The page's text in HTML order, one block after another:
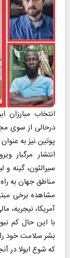
درحالی از سوی
پوتین نیز به
انتشار مرگبار
سیرالئون، گینه
مناطق جهان به
مشاهده برخی
آمریکا، نیجریه،
با این حال کم
بشر سلامت خود
که شوع ابولا در